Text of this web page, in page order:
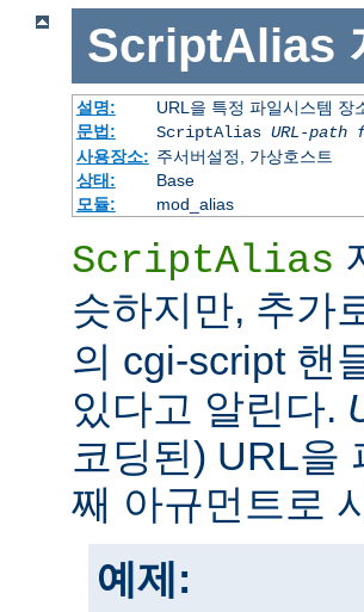
ScriptAlias
설명:
URL을 특정 파일시스템 장
문법:
ScriptAlias URL-path
사용장소: 주서버설정, 가상호스트
상태:
Base
모듈:
mod_alias
ScriptAlias
슷하지만, 추가
의 cgi-script 핸
있다고 알린다.
코딩된) URL을
째 아규먼트로
예제: